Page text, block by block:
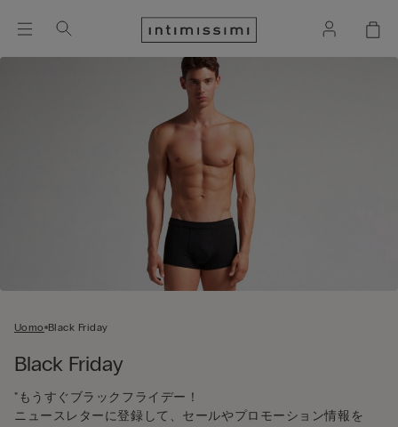
Uomo Black Friday
Black Friday
"もうすぐブラックフライデー！
ニュースレターに登録して、セールやプロモーション情報を